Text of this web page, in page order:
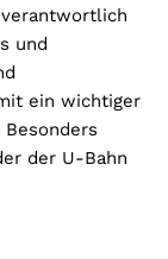
und
ein wichtiger
der U-Bahn